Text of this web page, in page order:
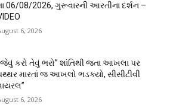
08/2026, ગુરૂવારની આરતીના દર્શન –
6, 2026
કરો તેવું ભરો” શાંતિથી જતા આખલા પર
મારતાં જ આખલો ભડક્યો, સીસીટીવી
6, 2026